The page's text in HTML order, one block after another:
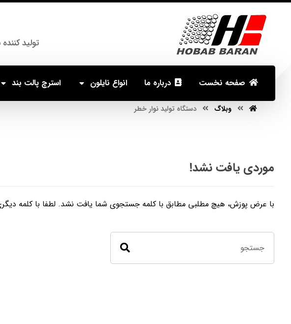
تولید
صفحه نخست درباره ما انواع نایلون استرچ پالت بند
وبلاگ دستگاه تولید نوار خطر
موردی یافت نشد!
با عرض پوزش، هیچ مطلبی مطابق با کلمه جستجوی شما یافت نشد. لطفا با کلمه